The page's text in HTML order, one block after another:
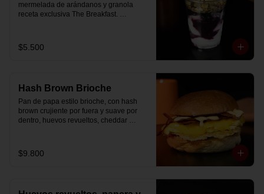
mermelada de arándanos y granola
receta exclusiva The Breakfast.
$5.500
Hash Brown Brioche
Pan de papa estilo brioche, con hash
brown crujiente por fuera y suave por
dentro, huevos revueltos, cheddar
partir el día en modo desayuno buffet.
$9.800